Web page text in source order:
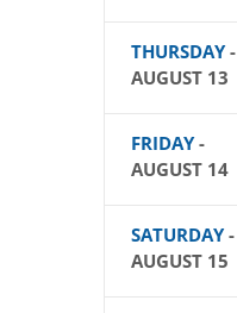
THURSDAY-
AUGUST 13
FRIDAY-
AUGUST 14
SATURDAY-
AUGUST 15